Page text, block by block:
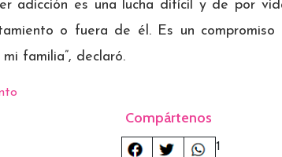
adicción es una lucha difícil y de por
o fuera de él. Es un
familia”, declaró.
Compártenos
1